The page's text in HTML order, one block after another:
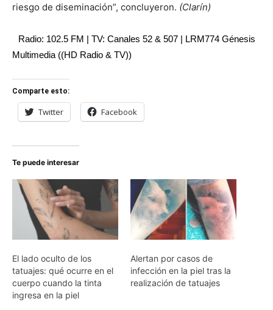
riesgo de diseminación”, concluyeron. (Clarín)
Radio: 102.5 FM | TV: Canales 52 & 507 | LRM774 Génesis
Multimedia ((HD Radio & TV))
Comparte esto:
Twitter Facebook
Te puede interesar
El lado oculto de los
tatuajes: qué ocurre en el
cuerpo cuando la tinta
ingresa en la piel
Alertan por casos de
infección en la piel tras la
realización de tatuajes